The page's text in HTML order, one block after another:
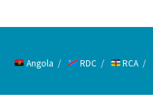
Angola RDC RCA